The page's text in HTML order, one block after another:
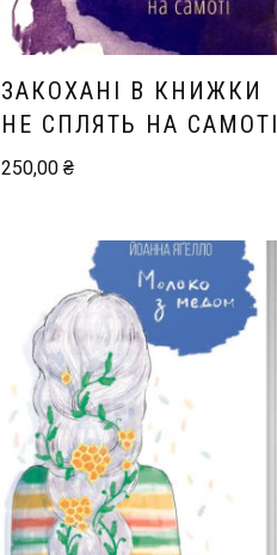
ЗАКОХАНІ В КНИЖКИ
НЕ СПЛЯТЬ НА САМОТІ
250,00 ₴